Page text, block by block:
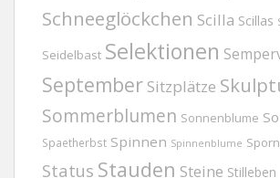
Schneeglöckchen Scilla Scillas
Seidelbast Selektionen
September Sitzplätze
Sommerblumen Sonnenblume
Spaetherbst Spinnen Spinnenblume
Status Stauden Steine Stilleben